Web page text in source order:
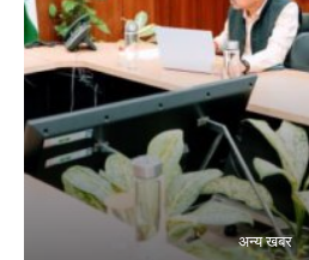
अन्य खबर